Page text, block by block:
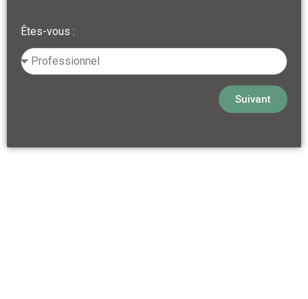
Êtes-vous :
Suivant